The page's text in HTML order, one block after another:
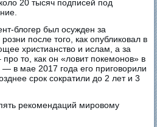
20 тысяч подписей под
блогер был осужден за
после того, как опубликовал в
христианство и ислам, а за
то, как он «ловит покемонов» в
в мае 2017 года его приговорили
срок сократили до 2 лет и 3
рекомендаций мировому